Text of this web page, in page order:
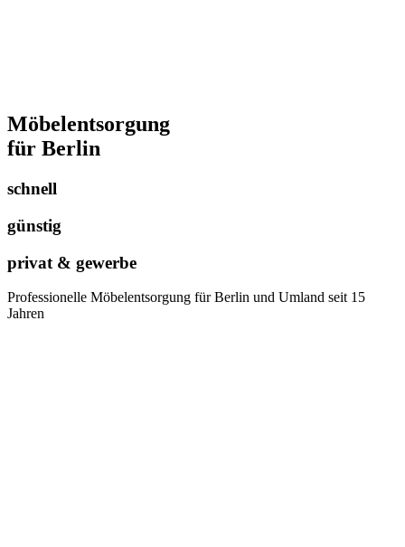
Möbelentsorgung
für Berlin
schnell
günstig
privat & gewerbe
Professionelle Möbelentsorgung für Berlin und Umland seit 15
Jahren